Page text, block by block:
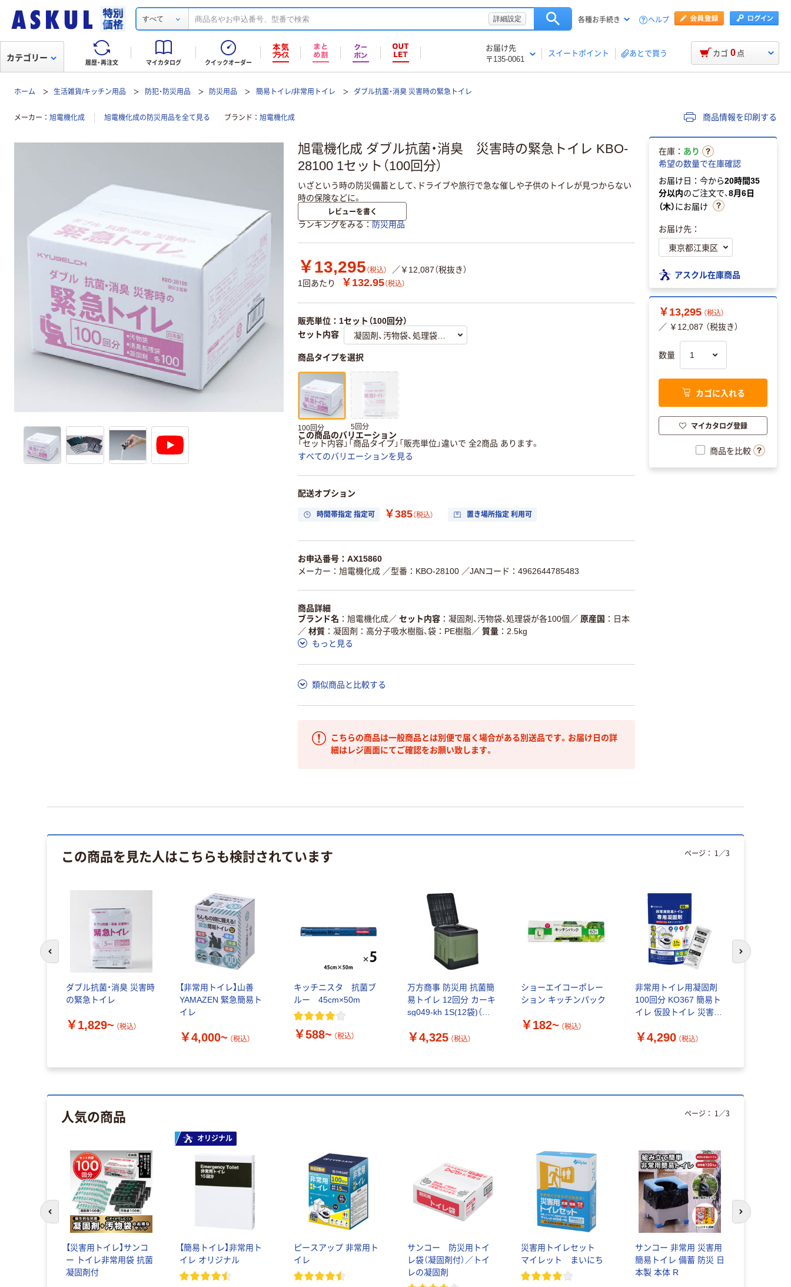
すべて 詳細設定 各種お手続き ヘルプ
履歴・再注文 マイカタログ クイックオーダー
お届け先
〒135-0061
スイートポイント あとで買う
カテゴリー カゴ 0 点
ホーム 生活雑貨/キッチン用品 防犯・防災用品 防災用品 簡易トイレ/非常用トイレ ダブル抗菌・消臭 災害時の緊急トイレ
メーカー 旭電機化成 旭電機化成の防災用品を全て見る ブランド 旭電機化成 商品情報を印刷する
旭電機化成 ダブル抗菌・消臭 災害時の緊急トイレ KBO-
28100 1セット（100回分）
いざという時の防災備蓄として、ドライブや旅行で急な催しや子供のトイレが見つからない
時の保険などに。
レビューを書く
ランキングをみる 防災用品
￥13,295 （税込）
／￥12,087（税抜き）
1回あたり
￥132.95（税込）
販売単位：1セット（100回分）
セット内容
商品タイプを選択
100回分 5回分
この商品のバリエーション
「セット内容」「商品タイプ」「販売単位」違いで 全2商品 あります。
すべてのバリエーションを見る
配送オプション
時間帯指定 指定可 ￥385（税込） 置き場所指定 利用可
お申込番号：AX15860
メーカー：旭電機化成 ／型番：KBO-28100 ／JANコード：4962644785483
商品詳細
ブランド名
旭電機化成／ セット内容 凝固剤、汚物袋、処理袋が各100個 ／ 原産国
日本
／ 材質 凝固剤：高分子吸水樹脂、袋：PE樹脂／ 質量
2.5kg
もっと見る
類似商品と比較する
こちらの商品は一般商品とは別便で届く場合がある別送品です。お届け日の詳
細はレジ画面にてご確認をお願い致します。
在庫： あり
希望の数量で在庫確認
お届け日：今から20時間35
分以内のご注文で、8月6日
（木）にお届け
お届け先：
アスクル在庫商品
￥13,295 （税込）
／ ￥12,087 （税抜き）
数量
カゴに入れる
マイカタログ登録
商品を比較
この商品を見た人はこちらも検討されています
ダブル抗菌・消臭 災害時
の緊急トイレ
￥1,829~ （税込）
【非常用トイレ】山善
YAMAZEN 緊急簡易ト
イレ
￥4,000~ （税込）
キッチニスタ 抗菌ブ
ルー 45cm×50m
￥588~ （税込）
万方商事 防災用 抗菌簡
易トイレ 12回分 カーキ
sg049-kh 1S(12袋)（直
￥4,325 （税込）
ショーエイコーポレー
ション キッチンパック
￥182~ （税込）
非常用トイレ用凝固剤
100回分 KO367 簡易ト
イレ 仮設トイレ 災害時
断水 備蓄品 帰宅困難者
￥4,290 （税込）
ページ： 1 ／3
前のスライドへ 次のスライド
人気の商品
【災害用トイレ】サンコ
ー トイレ非常用袋 抗菌
凝固剤付
オリジナル
【簡易トイレ】非常用ト
イレ オリジナル
ピースアップ 非常用ト
イレ
サンコー 防災用トイ
レ袋（凝固剤付）／トイ
レの凝固剤
災害用トイレセット
マイレット まいにち
サンコー 非常用 災害用
簡易トイレ 備蓄 防災 日
本製 本体 R
ページ： 1 ／3
前のスライドへ 次のスライド